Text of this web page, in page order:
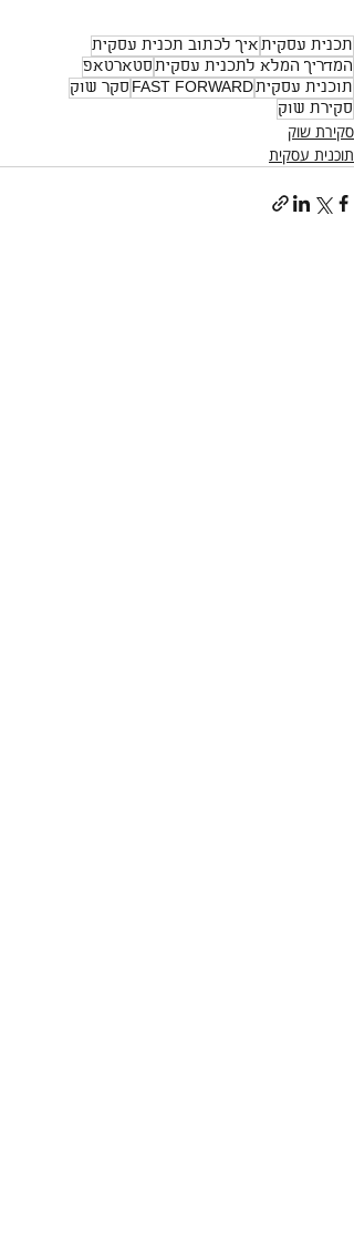
תכנית עסקית איך לכתוב תכנית עסקית
המדריך המלא לתכנית עסקית סטארטאפ
תוכנית עסקיתFAST FORWARD סקר שוק
סקירת שוק
סקירת שוק
תוכנית עסקית